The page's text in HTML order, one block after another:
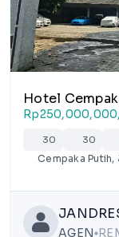
Hotel
30 30
Cempaka Putih,
AGEN lens